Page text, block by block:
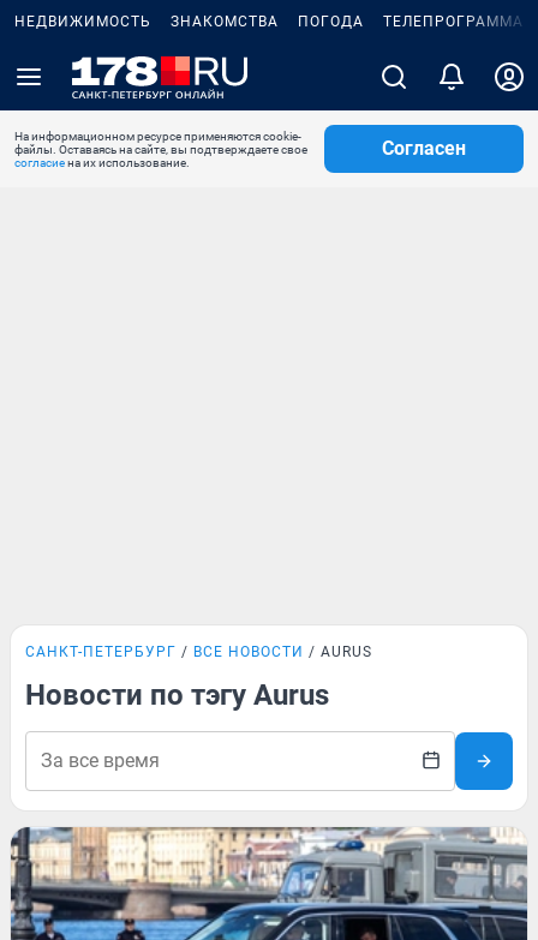
НЕДВИЖИМОСТЬ ЗНАКОМСТВА ПОГОДА ТЕЛЕПРОГРАММА
На информационном ресурсе применяются cookie-
файлы. Оставаясь на сайте, вы подтверждаете свое
согласиена их использование.
Согласен
САНКТ-ПЕТЕРБУРГ ВСЕ НОВОСТИ AURUS
Новости по тэгу Aurus